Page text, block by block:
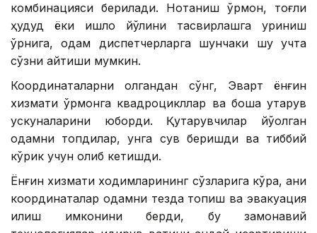
комбинацияси берилади. Нотаниш ўрмон, тоғли
ҳудуд ёки қишлоқ йўлини тасвирлашга уриниш
ўрнига, одам диспетчерларга шунчаки шу учта
сўзни айтиши мумкин.
Координаталарни олгандан сўнг, Эварт ёнғин
хизмати ўрмонга квадроцикллар ва бошқа қутқарув
ускуналарини юборди. Қутқарувчилар йўқолган
одамни топдилар, унга сув беришди ва тиббий
кўрик учун олиб кетишди.
Ёнғин хизмати ходимларининг сўзларига кўра, аниқ
координаталар одамни тезда топиш ва эвакуация
қилиш имконини берди, бу замонавий